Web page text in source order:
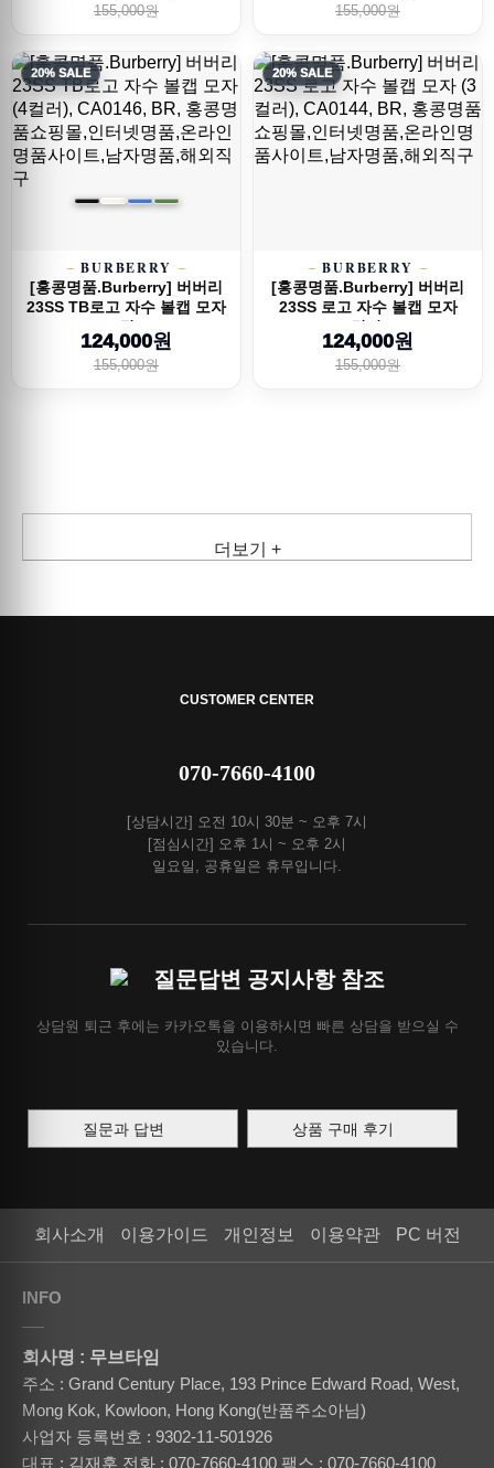
155,000원 155,000원
20% SALE
BURBERRY
[홍콩명품.Burberry] 버버리
23SS TB로고 자수 볼캡 모자
(4컬...
124,000원
155,000원
20% SALE
BURBERRY
[홍콩명품.Burberry] 버버리
23SS 로고 자수 볼캡 모자
(3컬러)...
124,000원
155,000원
더보기 +
CUSTOMER CENTER
070-7660-4100
[상담시간] 오전 10시 30분 ~ 오후 7시
[점심시간] 오후 1시 ~ 오후 2시
일요일, 공휴일은 휴무입니다.
질문답변 공지사항 참조
상담원 퇴근 후에는 카카오톡을 이용하시면 빠른 상담을 받으실 수
있습니다.
질문과 답변 상품 구매 후기
회사소개 이용가이드 개인정보 이용약관 PC 버전
INFO
회사명 : 무브타임
주소 : Grand Century Place, 193 Prince Edward Road, West,
Mong Kok, Kowloon, Hong Kong(반품주소아님)
사업자 등록번호 : 9302-11-501926
대표 : 김재훈 전화 : 070-7660-4100 팩스 : 070-7660-4100